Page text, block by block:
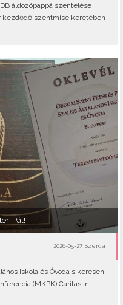
áldozópappá szentelése
kezdődő szentmise keretében
Pál!
2026-05-27, Szerda
Iskola és Óvoda sikeresen
(MKPK) Caritas in